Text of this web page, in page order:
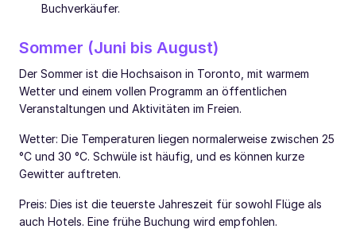
Buchverkäufer.
Sommer (Juni bis August)
Der Sommer ist die Hochsaison in Toronto, mit warmem
Wetter und einem vollen Programm an öffentlichen
Veranstaltungen und Aktivitäten im Freien.
Wetter: Die Temperaturen liegen normalerweise zwischen 25
°C und 30 °C. Schwüle ist häufig, und es können kurze
Gewitter auftreten.
Preis: Dies ist die teuerste Jahreszeit für sowohl Flüge als
auch Hotels. Eine frühe Buchung wird empfohlen.